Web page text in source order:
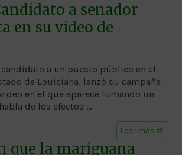
a senador
en su video de
candidato a un puesto público en el
de Louisiana, lanzó su campaña
en el que aparece fumando un
de los efectos …
Leer más ➱
que la mariguana